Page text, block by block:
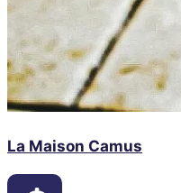
La Maison Camus